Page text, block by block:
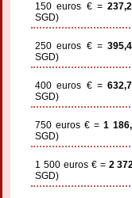
150 euros € =
SGD)
250 euros € =
SGD)
400 euros € =
SGD)
750 euros € = 1
SGD)
1 500 euros € = 2
SGD)